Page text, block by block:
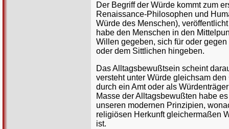
Der Begriff der Würde kommt zum
Renaissance-Philosophen und
Würde des Menschen),
habe den Menschen in den
Willen gegeben, sich für oder
oder dem Sittlichen hingeben.
Das Alltagsbewußtsein scheint
versteht unter Würde gleichsam
durch ein Amt oder als
Masse der Alltagsbewußten habe
unseren modernen Prinzipien,
religiösen Herkunft gleichermaßen
ist.